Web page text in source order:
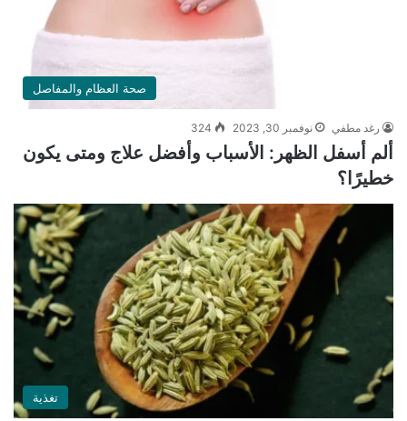
صحة العظام والمفاصل
رغد مطفي نوفمبر 30, 2023 324
ألم أسفل الظهر: الأسباب وأفضل علاج ومتى يكون
خطيرًا؟
تغذية